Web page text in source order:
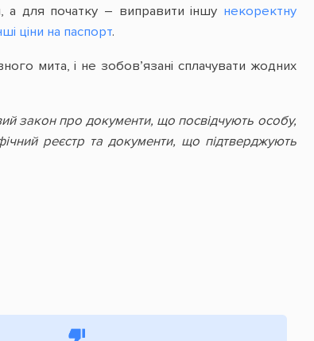
а для початку – виправити іншу некоректну
ціни на паспорт.
мита, і не зобов’язані сплачувати жодних
закон про документи, що посвідчують особу,
реєстр та документи, що підтверджують